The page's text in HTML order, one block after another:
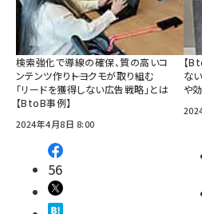
検索強化で導線の確保、質の高いコ
ンテンツ作り――トヨクモが取り組む
「リードを獲得しない広告戦略」とは
【BtoB事例】
2024年4月8日 8:00
56
【
な
や